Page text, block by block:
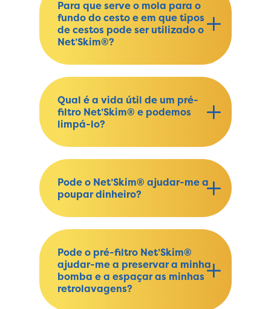
Para que serve o mola para o
fundo do cesto e em que tipos
de cestos pode ser utilizado o
Net’Skim®?
Qual é a vida útil de um pré-
filtro Net’Skim® e podemos
limpá-lo?
Pode o Net’Skim® ajudar-me a
poupar dinheiro?
Pode o pré-filtro Net’Skim®
ajudar-me a preservar a minha
bomba e a espaçar as minhas
retrolavagens?